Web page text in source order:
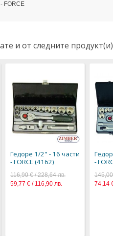
FORCE
и от следните продукт(и)
Гедоре 1/2" - 16 части
- FORCE (4162)
116,90 € / 228,64 лв.
59,77 € / 116,90 лв.
-
74,14